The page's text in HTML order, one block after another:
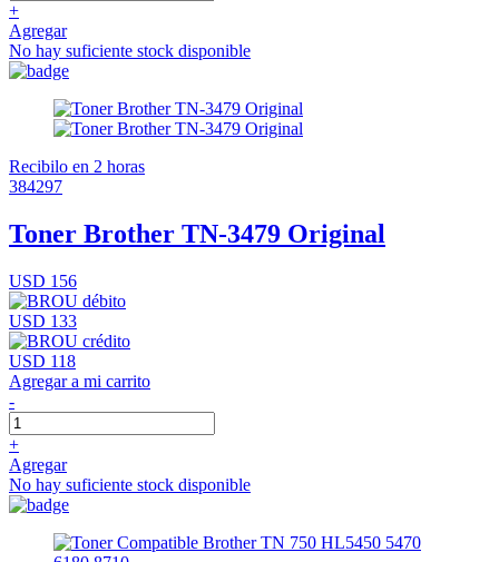
+
Agregar
No hay suficiente stock disponible
Recibilo en 2 horas
384297
Toner Brother TN-3479 Original
USD 156
USD 133
USD 118
Agregar a mi carrito
-
+
Agregar
No hay suficiente stock disponible